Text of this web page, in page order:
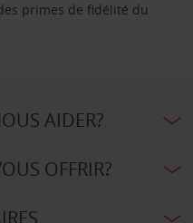
primes de fidélité du
AIDER?
OFFRIR?